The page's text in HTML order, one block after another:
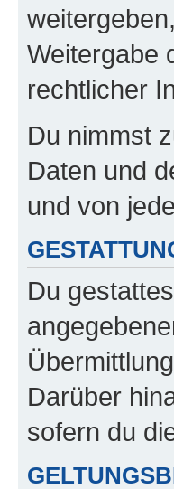
Weitergabe
rechtlicher
Du nimmst
Daten und
und von
Du
Darüber
sofern du